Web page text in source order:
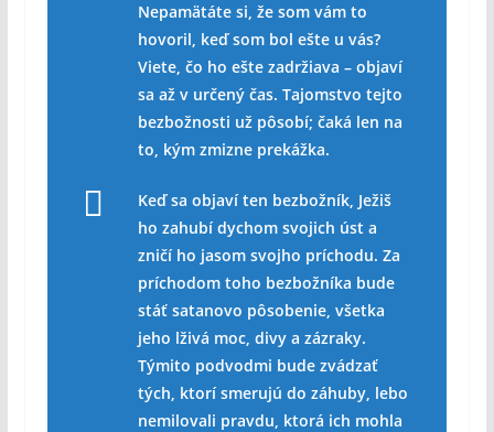
Nepamätáte si, že som vám to
hovoril, keď som bol ešte u vás?
Viete, čo ho ešte zadržiava – objaví
sa až v určený čas. Tajomstvo tejto
bezbožnosti už pôsobí; čaká len na
to, kým zmizne prekážka.
Keď sa objaví ten bezbožník, Ježiš
ho zahubí dychom svojich úst a
zničí ho jasom svojho príchodu. Za
príchodom toho bezbožníka bude
stáť satanovo pôsobenie, všetka
jeho lživá moc, divy a zázraky.
Týmito podvodmi bude zvádzať
tých, ktorí smerujú do záhuby, lebo
nemilovali pravdu, ktorá ich mohla